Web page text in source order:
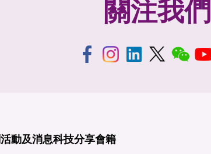
關注我們
活動及消息科技分享會籍